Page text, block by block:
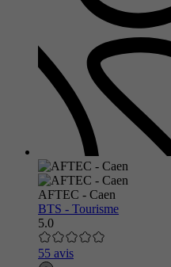
AFTEC - Caen
BTS - Tourisme
5.0
55 avis